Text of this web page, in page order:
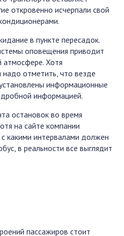
откровенно исчерпали свой
в пункте пересадок.
оповещения приводит
атмосфере. Хотя
отметить, что везде
информационные
информацией.
остановок во время
на сайте компании
с какими интервалами должен
в реальности все выглядит
пассажиров стоит